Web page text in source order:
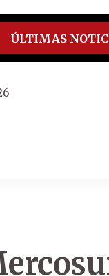
tiktokyoutube
spotify
ÚLTIMAS